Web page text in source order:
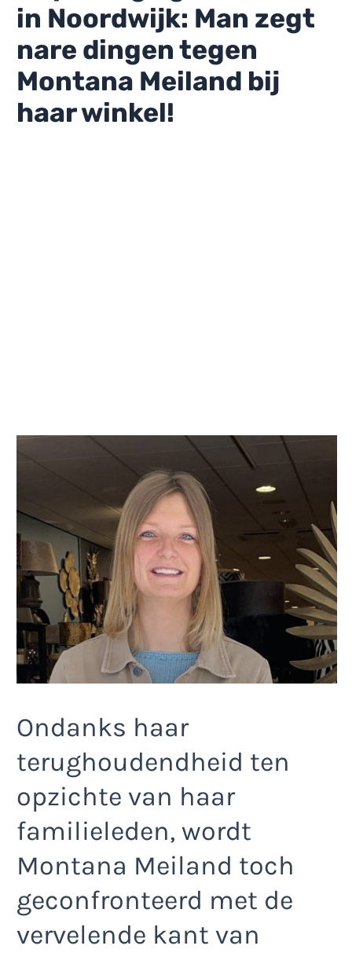
in Noordwijk: Man zegt
nare dingen tegen
Montana Meiland bij
haar winkel!
Ondanks haar
terughoudendheid ten
opzichte van haar
familieleden, wordt
Montana Meiland toch
geconfronteerd met de
vervelende kant van